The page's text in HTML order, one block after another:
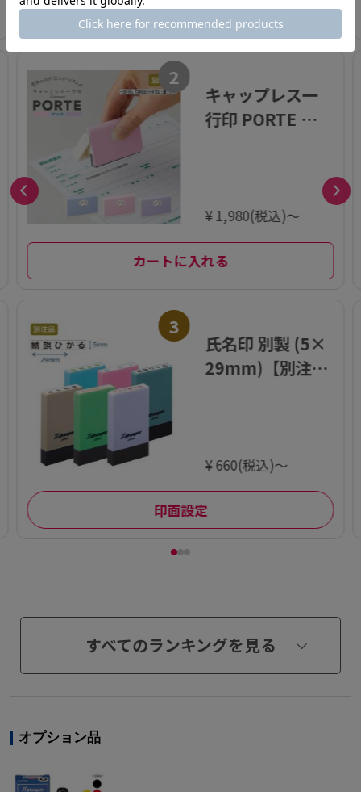
カートに入れる
2
キャップレス一
行印 PORTE ポル
¥ 1,980(税込)～
カートに入れる
3
氏名印 別製 (5×
29mm)【別注
¥ 660(税込)～
印面設定
すべてのランキングを見る
オプション品